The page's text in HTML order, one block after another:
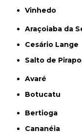
Vinhedo
Araçoiaba da
Cesário Lange
Salto de
Avaré
Botucatu
Bertioga
Cananéia